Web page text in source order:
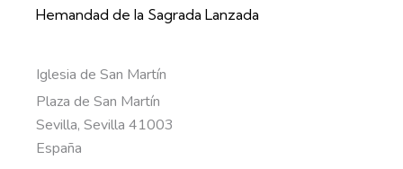
Hemandad de la Sagrada Lanzada
Iglesia de San Martín
Plaza de San Martín
Sevilla, Sevilla 41003
España